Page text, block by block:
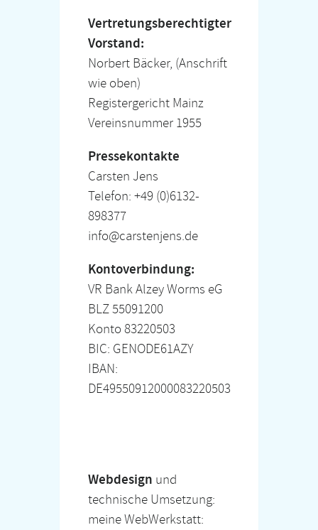
Vertretungsberechtigter
Vorstand:
Norbert Bäcker, (Anschrift
wie oben)
Registergericht Mainz
Vereinsnummer 1955
Pressekontakte
Carsten Jens
Telefon: +49 (0)6132-
898377
info@carstenjens.de
Kontoverbindung:
VR Bank Alzey Worms eG
BLZ 55091200
Konto 83220503
BIC: GENODE61AZY
IBAN:
DE49550912000083220503
Webdesign und
technische Umsetzung:
meine WebWerkstatt: